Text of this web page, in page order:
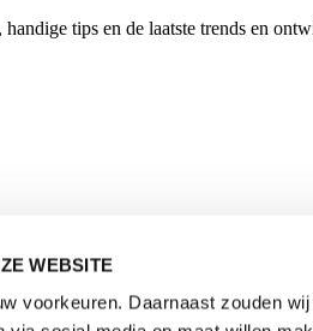
WEBSITE
voorkeuren. Daarnaast zouden
tips en de laatste trends en